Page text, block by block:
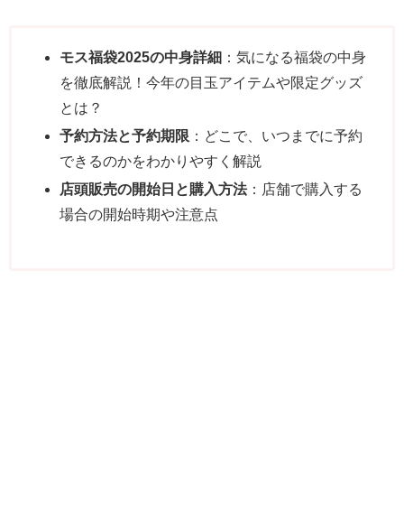
モス福袋2025の中身詳細 ：気になる福袋の中身
を徹底解説！今年の目玉アイテムや限定グッズ
とは？
予約方法と予約期限 ：どこで、いつまでに予約
できるのかをわかりやすく解説
店頭販売の開始日と購入方法：店舗で購入する
場合の開始時期や注意点